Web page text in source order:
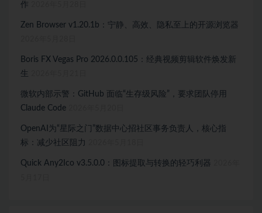
作
Zen Browser v1.20.1b：宁静、高效、隐私至上的开源浏览器
Boris FX Vegas Pro 2026.0.0.105：经典视频剪辑软件焕发新
生
微软内部示警：GitHub 面临“生存级风险”，要求团队停用
Claude Code
OpenAI为“星际之门”数据中心招社区事务负责人，核心指
标：减少社区阻力
Quick Any2Ico v3.5.0.0：图标提取与转换的轻巧利器